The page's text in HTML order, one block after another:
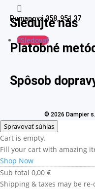

Rumanová 358, 951 37
Sledujte nás
Sledovať
Platobné
Spôsob
© 2026 Dampier
Spravovať súhlas
Cart is empty.
Fill your cart with amazing
Shop Now
Sub total 0,00 €
Shipping & taxes may be